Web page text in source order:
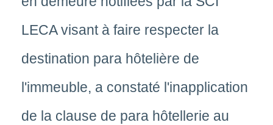
LECA visant à faire respecter la
destination para hôtelière de
l'immeuble, a constaté l'inapplication
de la clause de para hôtellerie au